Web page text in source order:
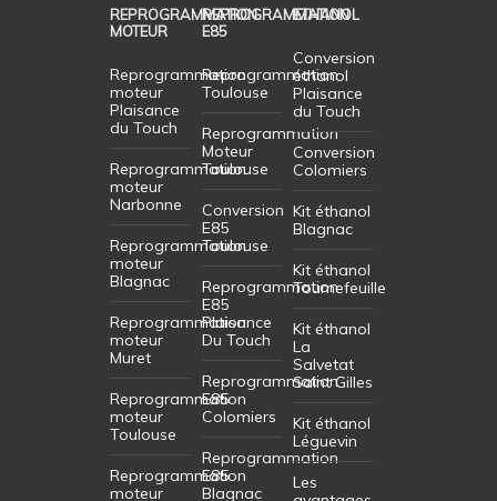
REPROGRAMMATION
MOTEUR
Reprogrammation
moteur
Plaisance
du Touch
Reprogrammation
moteur
Narbonne
Reprogrammation
moteur
Blagnac
Reprogrammation
moteur
Muret
Reprogrammation
moteur
Toulouse
Reprogrammation
moteur
REPROGRAMMATION
E85
Reprogrammation
Toulouse
Reprogrammation
Moteur
Toulouse
Conversion
E85
Toulouse
Reprogrammation
E85
Plaisance
Du Touch
Reprogrammation
E85
Colomiers
Reprogrammation
E85
Blagnac
ETHANOL
Conversion
éthanol
Plaisance
du Touch
Conversion
Colomiers
Kit éthanol
Blagnac
Kit éthanol
Tournefeuille
Kit éthanol
La
Salvetat
Saint Gilles
Kit éthanol
Léguevin
Les